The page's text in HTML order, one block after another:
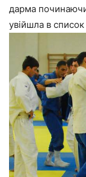
дарма
увійшла в список